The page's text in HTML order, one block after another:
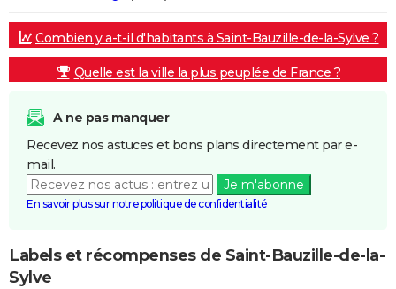
Combien y a-t-il d'habitants à Saint-Bauzille-de-la-Sylve ?
Quelle est la ville la plus peuplée de France ?
A ne pas manquer
Recevez nos astuces et bons plans directement par e-
mail.
Je m'abonne
En savoir plus sur notre politique de confidentialité
Labels et récompenses de Saint-Bauzille-de-la-
Sylve